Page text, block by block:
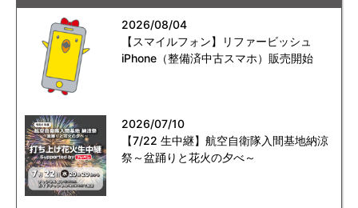
2026/08/04
【スマイルフォン】リファービッシュ
iPhone（整備済中古スマホ）販売開始
2026/07/10
【7/22 生中継】航空自衛隊入間基地納涼
祭～盆踊りと花火の夕べ～